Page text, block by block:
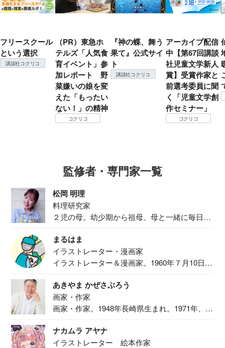
フリースクール
という選択
講談社コクリコ
（PR）東急ホ
テルズ「人気食
育イベント」参
加レポート 野
菜嫌いの娘を変
えた「もったい
ない！」の精神
コクリコ
『神の蝶、舞う
果て』公式サイ
ト
講談社コクリコ
アーカイブ配信
中【第67回講談
社児童文学新人
賞】受賞作家と
前選考委員に聞
く「児童文学創
作セミナー」
コクリコ
監修者・専門家一覧
松岡 明理
料理研究家
２児の母。幼少期から祖母、母と一緒に毎日の
まるはま
イラストレーター・漫画家
イラストレーター＆漫画家。1960年７月10日生
あきやま かぜさぶろう
画家・作家
画家・作家。1948年長崎県生まれ。1971年、
ナカムラ アヤナ
イラストレーター 絵本作家